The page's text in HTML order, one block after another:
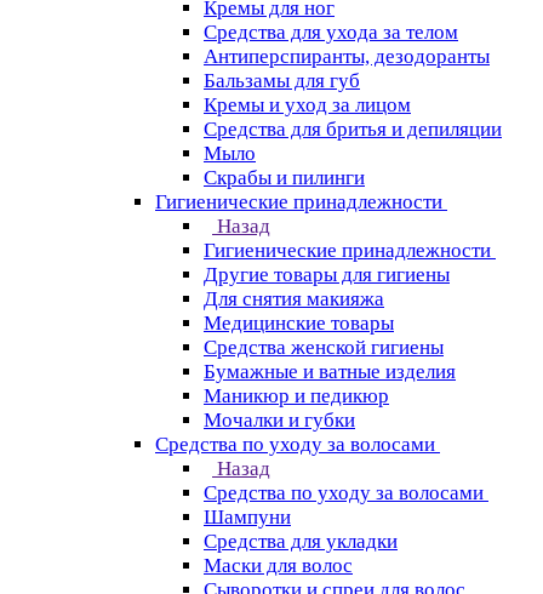
Кремы для ног
Средства для ухода за телом
Антиперспиранты, дезодоранты
Бальзамы для губ
Кремы и уход за лицом
Средства для бритья и депиляции
Мыло
Скрабы и пилинги
Гигиенические принадлежности
Назад
Гигиенические принадлежности
Другие товары для гигиены
Для снятия макияжа
Медицинские товары
Средства женской гигиены
Бумажные и ватные изделия
Маникюр и педикюр
Мочалки и губки
Средства по уходу за волосами
Назад
Средства по уходу за волосами
Шампуни
Средства для укладки
Маски для волос